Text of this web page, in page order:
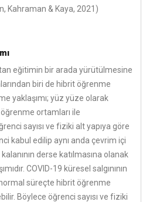
Kahraman & Kaya, 2021)
eğitimin bir arada yürütülmesine
biri de hibrit öğrenme
yaklaşımı; yüz yüze olarak
ortamları ile
sayısı ve fiziki alt yapıya göre
kabul edilip aynı anda çevrim içi
derse katılmasına olanak
COVID-19 küresel salgınının
süreçte hibrit öğrenme
Böylece öğrenci sayısı ve fiziki